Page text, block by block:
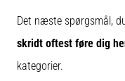
Det næste spørgsmål,
skridt oftest føre dig
kategorier.